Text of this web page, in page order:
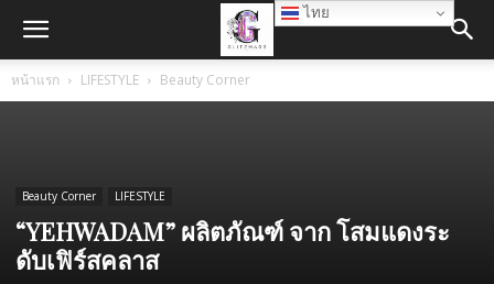
หน้าแรก LIFESTYLE Beauty Corner
Beauty Corner LIFESTYLE
“YEHWADAM” ผลิตภัณฑ์ จาก โสมแดงระ
ดับเฟิร์สคลาส
ไทย